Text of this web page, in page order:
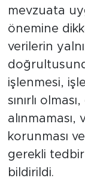
mevzuata
önemine
verilerin
işlenmesi,
sınırlı
korunması
gerekli
bildirildi.